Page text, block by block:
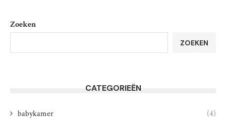
Zoeken
ZOEKEN
CATEGORIEËN
babykamer (4)